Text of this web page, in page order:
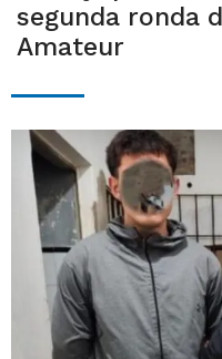
segunda ronda
Amateur